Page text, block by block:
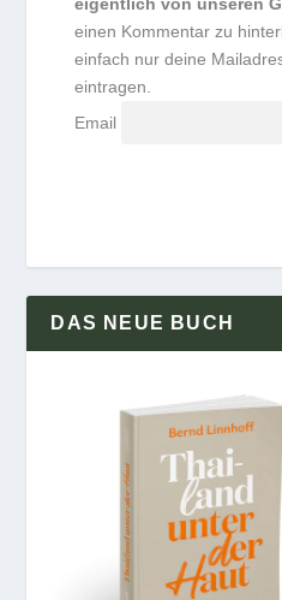
einen Kommentar zu
einfach nur deine
eintragen.
Email
DAS NEUE BUCH